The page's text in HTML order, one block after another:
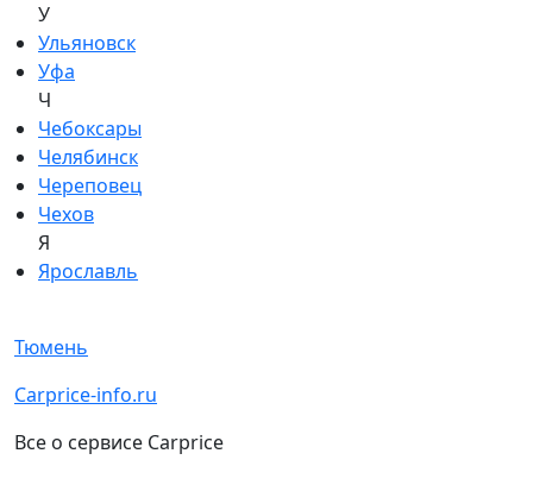
У
Ульяновск
Уфа
Ч
Чебоксары
Челябинск
Череповец
Чехов
Я
Ярославль
Тюмень
Carprice-info.ru
Все о сервисе Carprice